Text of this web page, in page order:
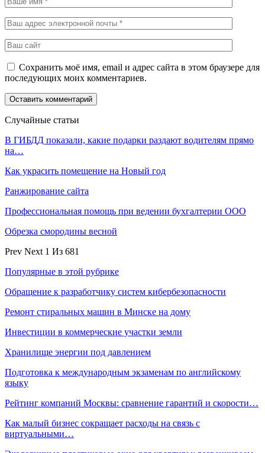
Сохранить моё имя, email и адрес сайта в этом браузере для
последующих моих комментариев.
Случайные статьи
В ГИБДД показали, какие подарки раздают водителям прямо
на…
Как украсить помещение на Новый год
Ранжирование сайта
Профессиональная помощь при ведении бухгалтерии ООО
Обрезка смородины весной
Prev Next 1 Из 681
Популярные в этой рубрике
Обращение к разработчику систем кибербезопасности
Ремонт стиральных машин в Минске на дому
Инвестиции в коммерческие участки земли
Хранилище энергии под давлением
Подготовка к международным экзаменам по английскому
языку
Рейтинг компаний Москвы: сравнение гарантий и скорости…
Как малый бизнес сокращает расходы на связь с
виртуальными…